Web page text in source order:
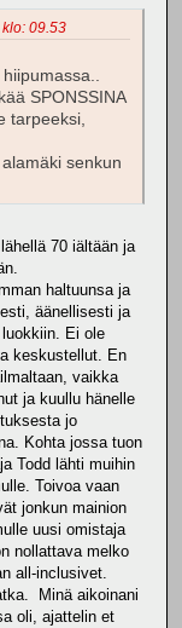
09.53
SPONSSINA
tarpeeksi,
senkun
70 iältään ja
haltuunsa ja
äänellisesti ja
Ei ole
keskustellut. En
vaikka
ja kuullu hänelle
jo
Kohta jossa tuon
Todd lähti muihin
Toivoa vaan
jonkun mainion
uusi omistaja
nollattava melko
all-inclusivet.
Minä aikoinani
oli, ajattelin et